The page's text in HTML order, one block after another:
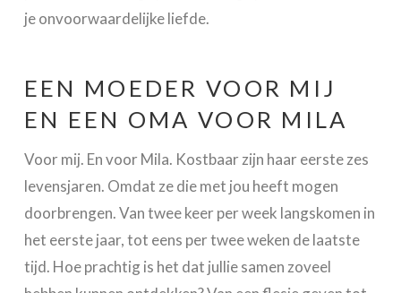
je onvoorwaardelijke liefde.
EEN MOEDER VOOR MIJ
EN EEN OMA VOOR MILA
Voor mij. En voor Mila. Kostbaar zijn haar eerste zes
levensjaren. Omdat ze die met jou heeft mogen
doorbrengen. Van twee keer per week langskomen in
het eerste jaar, tot eens per twee weken de laatste
tijd. Hoe prachtig is het dat jullie samen zoveel